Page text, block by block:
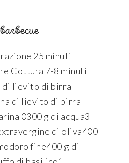
25 minuti
Cottura 7-8 minuti
di lievito di birra
di lievito di birra
0300 g di acqua3
di oliva400
fine400 g di